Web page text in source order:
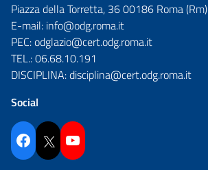
Piazza della Torretta, 36 00186 Roma (Rm)
E-mail: info@odg.roma.it
PEC:odglazio@cert.odg.roma.it
TEL.:06.68.10.191
DISCIPLINA:disciplina@cert.odg.roma.it
Social
Facebook Twitter YouTube